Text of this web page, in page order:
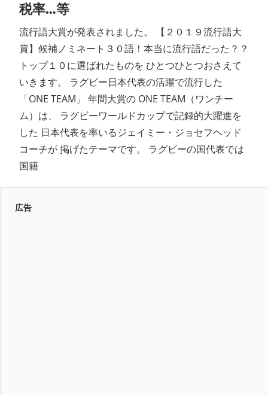
税率…等
流行語大賞が発表されました。 【２０１９流行語大
賞】候補ノミネート３０語！本当に流行語だった？？
トップ１０に選ばれたものを ひとつひとつおさえて
いきます。 ラグビー日本代表の活躍で流行した
「ONE TEAM」 年間大賞の ONE TEAM（ワンチー
ム）は、 ラグビーワールドカップで記録的大躍進を
した 日本代表を率いるジェイミー・ジョセフヘッド
コーチが 掲げたテーマです。 ラグビーの国代表では
国籍
広告